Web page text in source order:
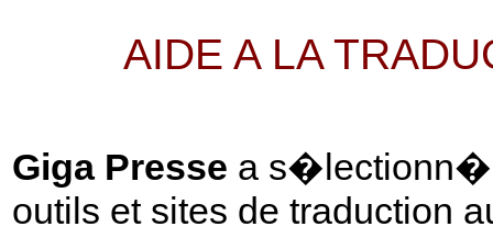
AIDE A LA
Giga Presse a s�lectionn�
outils et sites de traduction